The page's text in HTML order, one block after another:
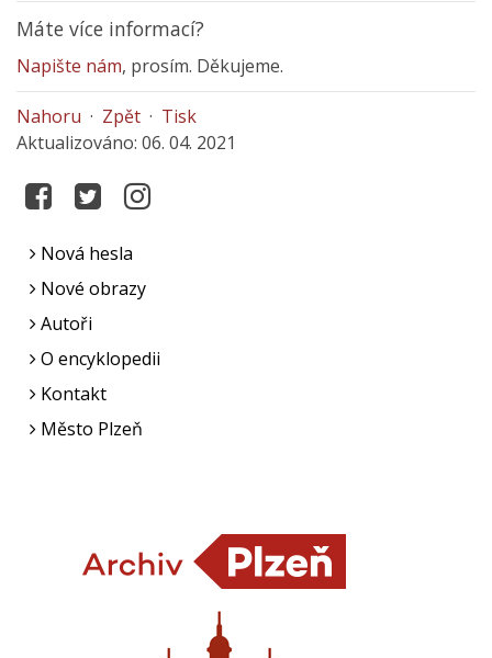
Máte více informací?
Napište nám, prosím. Děkujeme.
Nahoru · Zpět · Tisk
Aktualizováno: 06. 04. 2021
Nová hesla
Nové obrazy
Autoři
O encyklopedii
Kontakt
Město Plzeň